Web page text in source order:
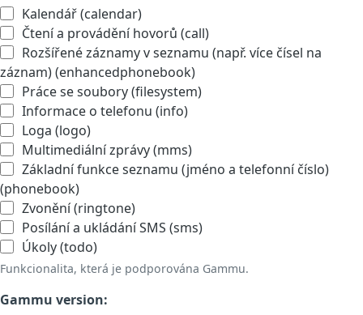
Kalendář (calendar)
Čtení a provádění hovorů (call)
Rozšířené záznamy v seznamu (např. více čísel na
záznam) (enhancedphonebook)
Práce se soubory (filesystem)
Informace o telefonu (info)
Loga (logo)
Multimediální zprávy (mms)
Základní funkce seznamu (jméno a telefonní číslo)
(phonebook)
Zvonění (ringtone)
Posílání a ukládání SMS (sms)
Úkoly (todo)
Funkcionalita, která je podporována Gammu.
Gammu version: